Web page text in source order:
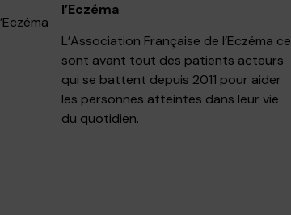
l’Eczéma
L’Association Française de l’Eczéma ce
sont avant tout des patients acteurs
qui se battent depuis 2011 pour aider
les personnes atteintes dans leur vie
du quotidien.